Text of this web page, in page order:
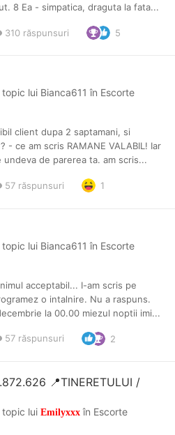
8 Ea - simpatica, draguta la fata...
310 răspunsuri 5
topic lui Bianca611 în Escorte
client dupa 2 saptamani, si
- ce am scris RAMANE VALABIL! Iar
undeva de parerea ta. am scris...
57 răspunsuri 1
topic lui Bianca611 în Escorte
acceptabil... I-am scris pe
o intalnire. Nu a raspuns.
la 00.00 miezul noptii imi...
57 răspunsuri 2
📍TINERETULUI /
topic lui Emilyxxx în Escorte